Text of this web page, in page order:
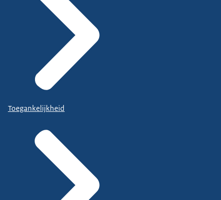
Toegankelijkheid